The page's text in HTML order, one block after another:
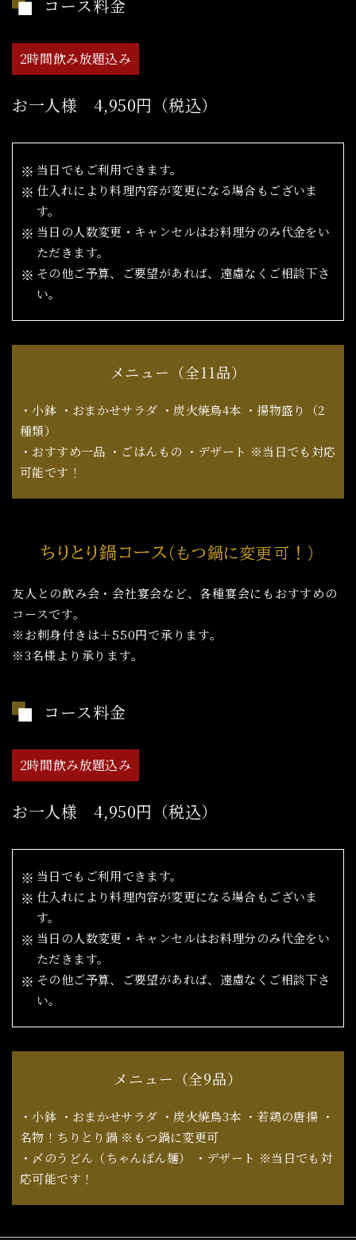
コース料金
2時間飲み放題込み
お一人様 4,950円（税込）
当日でもご利用できます。
仕入れにより料理内容が変更になる場合もございま
す。
当日の人数変更・キャンセルはお料理分のみ代金をい
ただきます。
その他ご予算、ご要望があれば、遠慮なくご相談下さ
い。
メニュー（全11品）
・小鉢 ・おまかせサラダ ・炭火焼鳥4本 ・揚物盛り（2
種類）
​​​​​​​・おすすめ一品 ・ごはんもの ・デザート ※当日でも対応
可能です！
ちりとり鍋コース （もつ鍋に変更可！）
友人との飲み会・会社宴会など、各種宴会にもおすすめの
コースです。
※お刺身付きは＋550円で承ります。
※3名様より承ります。
コース料金
2時間飲み放題込み
お一人様 4,950円（税込）
当日でもご利用できます。
仕入れにより料理内容が変更になる場合もございま
す。
当日の人数変更・キャンセルはお料理分のみ代金をい
ただきます。
その他ご予算、ご要望があれば、遠慮なくご相談下さ
い。
メニュー（全9品）
・小鉢 ・おまかせサラダ ・炭火焼鳥3本 ・若鶏の唐揚 ・
名物！ちりとり鍋 ※もつ鍋に変更可
・〆のうどん（ちゃんぽん麺） ・デザート ※当日でも対
応可能です！